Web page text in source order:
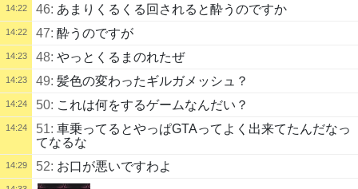
14:22 46: あまりくるくる回されると酔うのですか
14:22 47: 酔うのですが
14:23 48: やっとくるまのれたぜ
14:23 49: 髪色の変わったギルガメッシュ？
14:24 50: これは何をするゲームなんだい？
14:24 51: 車乗ってるとやっぱGTAってよく出来てたんだなっ
てなるな
14:29 52: お口が悪いですわよ